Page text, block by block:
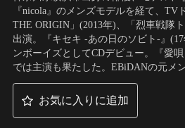
『nicola』のメンズモデルを経て、TV
THE ORIGIN」(2013年)、「烈車戦隊
出演。『キセキ -あの日のソビト-』
ンボーイズとしてCDデビュー。『愛
では主演も果たした。EBiDANの元メン
お気に入りに追加